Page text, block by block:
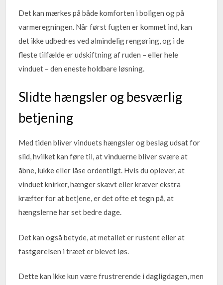
Det kan mærkes på både komforten i boligen og på
varmeregningen. Når først fugten er kommet ind, kan
det ikke udbedres ved almindelig rengøring, og i de
fleste tilfælde er udskiftning af ruden – eller hele
vinduet – den eneste holdbare løsning.
Slidte hængsler og besværlig
betjening
Med tiden bliver vinduets hængsler og beslag udsat for
slid, hvilket kan føre til, at vinduerne bliver svære at
åbne, lukke eller låse ordentligt. Hvis du oplever, at
vinduet knirker, hænger skævt eller kræver ekstra
kræfter for at betjene, er det ofte et tegn på, at
hængslerne har set bedre dage.
Det kan også betyde, at metallet er rustent eller at
fastgørelsen i træet er blevet løs.
Dette kan ikke kun være frustrerende i dagligdagen, men